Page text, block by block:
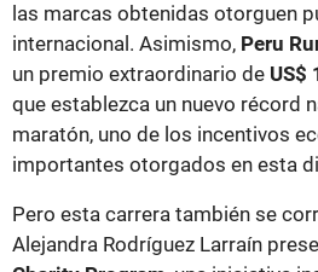
las marcas obtenidas otorguen
internacional. Asimismo, Peru
un premio extraordinario de US$
que establezca un nuevo récord
maratón, uno de los incentivos
importantes otorgados en esta
Pero esta carrera también se
Alejandra Rodríguez Larraín